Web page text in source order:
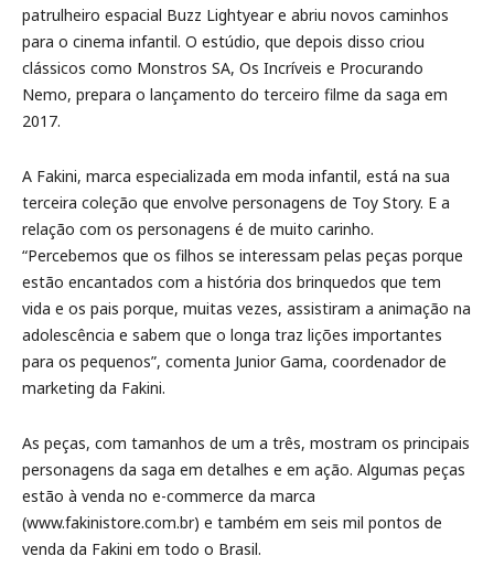
patrulheiro espacial Buzz Lightyear e abriu novos caminhos
para o cinema infantil. O estúdio, que depois disso criou
clássicos como Monstros SA, Os Incríveis e Procurando
Nemo, prepara o lançamento do terceiro filme da saga em
2017.
A Fakini, marca especializada em moda infantil, está na sua
terceira coleção que envolve personagens de Toy Story. E a
relação com os personagens é de muito carinho.
“Percebemos que os filhos se interessam pelas peças porque
estão encantados com a história dos brinquedos que tem
vida e os pais porque, muitas vezes, assistiram a animação na
adolescência e sabem que o longa traz lições importantes
para os pequenos”, comenta Junior Gama, coordenador de
marketing da Fakini.
As peças, com tamanhos de um a três, mostram os principais
personagens da saga em detalhes e em ação. Algumas peças
estão à venda no e-commerce da marca
(www.fakinistore.com.br) e também em seis mil pontos de
venda da Fakini em todo o Brasil.